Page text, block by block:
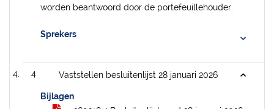
worden beantwoord door de portefeuillehouder.
Sprekers
4 Vaststellen besluitenlijst 28 januari 2026
Bijlagen